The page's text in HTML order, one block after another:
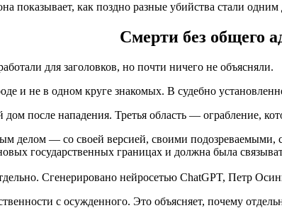
показывает, как поздно разные убийства стали одним
Смерти без общего
для заголовков, но почти ничего не объясняли.
и не в одном круге знакомых. В судебно
после нападения. Третья область — ограбление,
делом — со своей версией, своими подозреваемыми,
государственных границах и должна была
Сгенерировано нейросетью ChatGPT, Петр
с осужденного. Это объясняет, почему